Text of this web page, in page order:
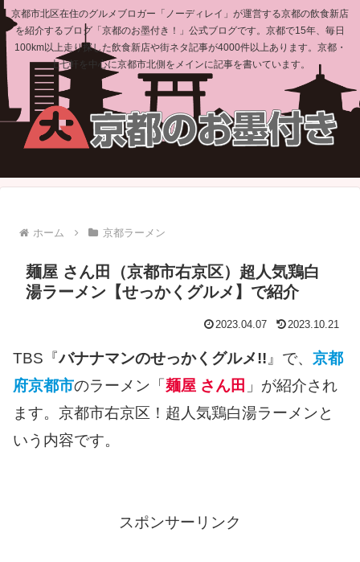
京都市北区在住のグルメブロガー「ノーディレイ」が運営する京都の飲食新店
を紹介するブログ「京都のお墨付き！」公式ブログです。京都で15年、毎日
100km以上走り探した飲食新店や街ネタ記事が4000件以上あります。京都・
上七軒を中心に京都市北側をメインに記事を書いています。
ホーム 京都ラーメン
麺屋 さん田（京都市右京区）超人気鶏白
湯ラーメン【せっかくグルメ】で紹介
2023.04.07 2023.10.21
TBS『バナナマンのせっかくグルメ!! 』で、 京都
府京都市のラーメン「 麺屋 さん田 」が紹介され
ます。京都市右京区！超人気鶏白湯ラーメンと
いう内容です。
スポンサーリンク